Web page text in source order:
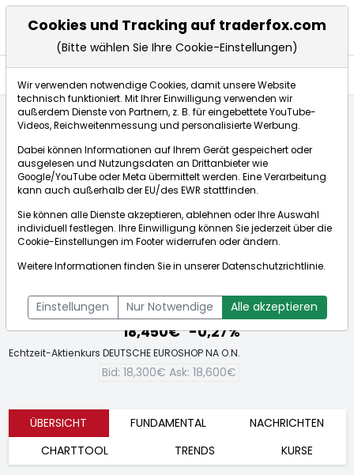
Börse:
Aktienkurse
18,450€ -0,27%
Echtzeit-Aktienkurs DEUTSCHE EUROSHOP NA O.N.
Bid: 18,300€ Ask: 18,600€
ÜBERSICHT FUNDAMENTAL
NACHRICHTEN
CHARTTOOL
TRENDS KURSE
Cookies und Tracking auf traderfox.com
(Bitte wählen Sie Ihre Cookie-Einstellungen)
Wir verwenden notwendige Cookies, damit unsere Website
technisch funktioniert. Mit Ihrer Einwilligung verwenden wir
außerdem Dienste von Partnern, z. B. für eingebettete YouTube-
Videos, Reichweitenmessung und personalisierte Werbung.
Dabei können Informationen auf Ihrem Gerät gespeichert oder
ausgelesen und Nutzungsdaten an Drittanbieter wie
Google/YouTube oder Meta übermittelt werden. Eine Verarbeitung
kann auch außerhalb der EU/des EWR stattfinden.
Sie können alle Dienste akzeptieren, ablehnen oder Ihre Auswahl
individuell festlegen. Ihre Einwilligung können Sie jederzeit über die
Cookie-Einstellungen im Footer widerrufen oder ändern.
Weitere Informationen finden Sie in unsererDatenschutzrichtlinie.
Einstellungen Nur Notwendige Alle akzeptieren